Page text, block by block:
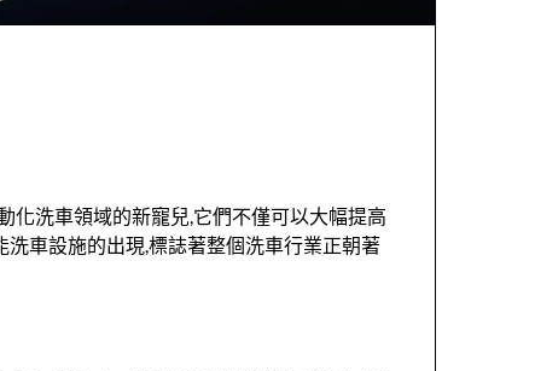
化洗車領域的新寵兒,它們不僅可以大幅提高
洗車設施的出現,標誌著整個洗車行業正朝著